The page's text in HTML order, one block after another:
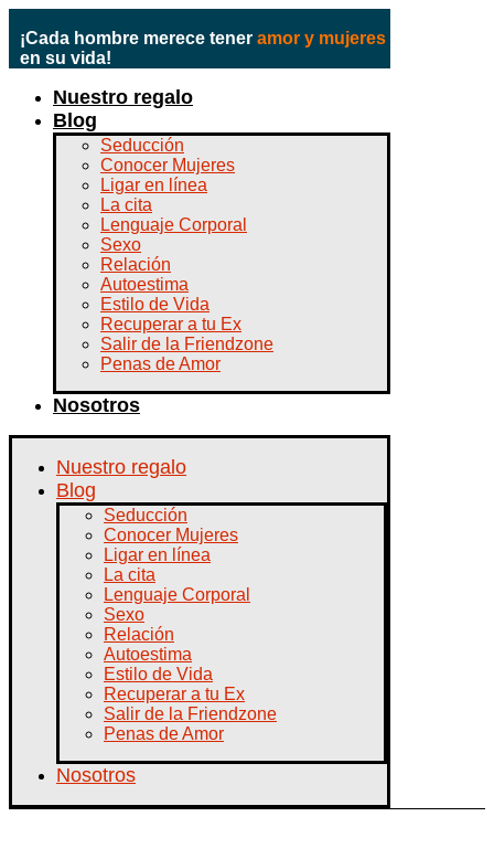
¡Cada hombre merece tener amor y mujeres
en su vida!
Nuestro regalo
Blog
Seducción
Conocer Mujeres
Ligar en línea
La cita
Lenguaje Corporal
Sexo
Relación
Autoestima
Estilo de Vida
Recuperar a tu Ex
Salir de la Friendzone
Penas de Amor
Nosotros
Nuestro regalo
Blog
Seducción
Conocer Mujeres
Ligar en línea
La cita
Lenguaje Corporal
Sexo
Relación
Autoestima
Estilo de Vida
Recuperar a tu Ex
Salir de la Friendzone
Penas de Amor
Nosotros